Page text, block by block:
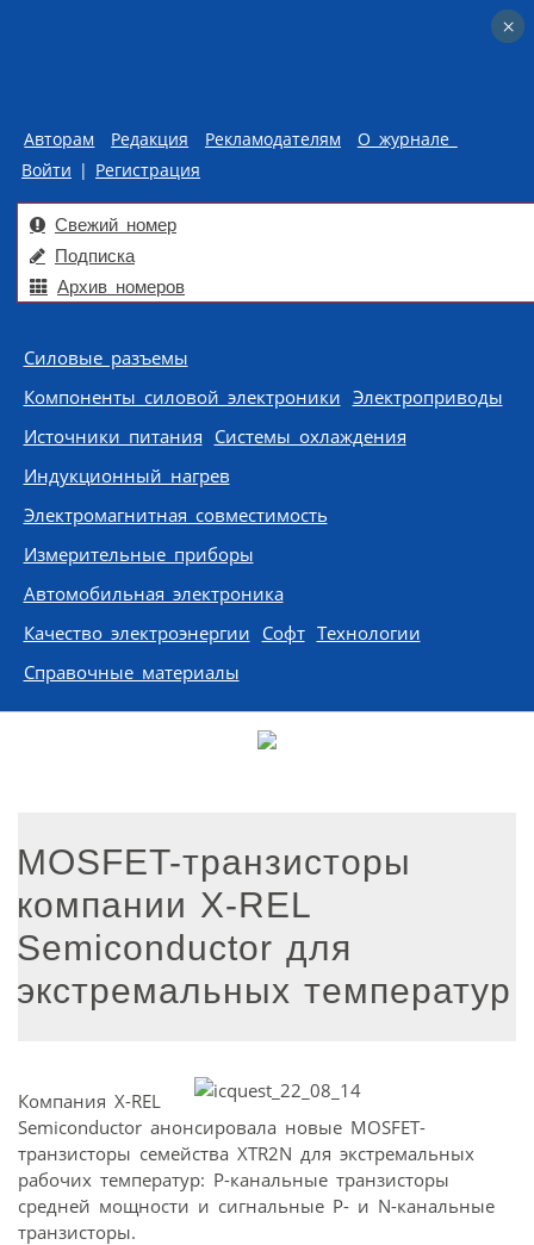
Авторам Редакция Рекламодателям
О журнале
Войти | Регистрация
Свежий номер
Подписка
Архив номеров
Skip to content
Силовые разъемы
Компоненты силовой электроники Электроприводы
Источники питания Системы охлаждения
Индукционный нагрев
Электромагнитная совместимость
Измерительные приборы
Автомобильная электроника
Качество электроэнергии Софт Технологии
Справочные материалы
MOSFET-транзисторы
компании X-REL
Semiconductor для
экстремальных температур
Компания X-REL
Semiconductor анонсировала новые MOSFET-
транзисторы семейства XTR2N для экстремальных
рабочих температур: P-канальные транзисторы
средней мощности и сигнальные P- и N-канальные
транзисторы.
×
×